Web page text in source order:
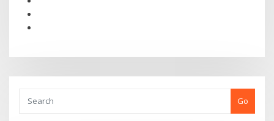
Go